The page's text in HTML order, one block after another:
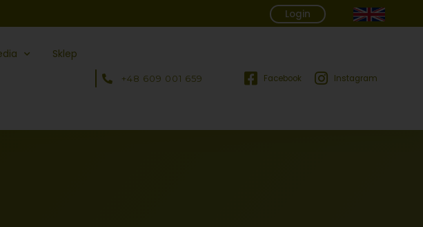
Login
Sklep
+48 609 001 659 Facebook Instagram